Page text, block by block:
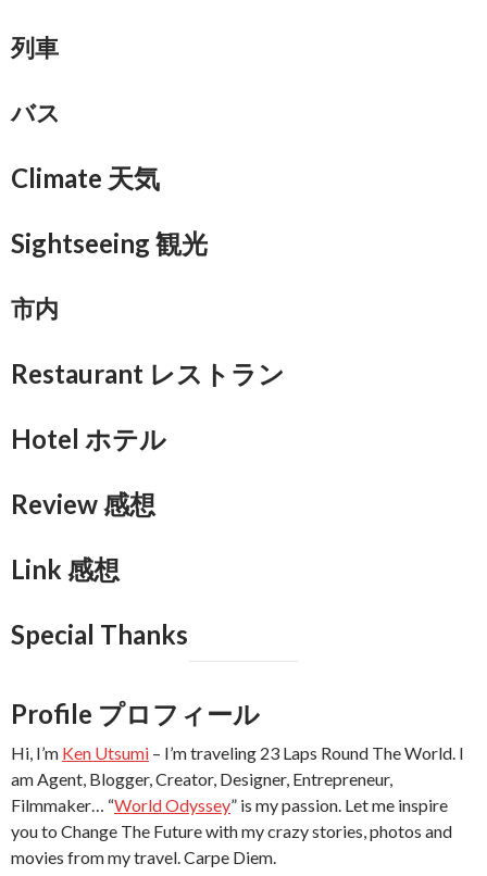
列車
バス
Climate 天気
Sightseeing 観光
市内
Restaurant レストラン
Hotel ホテル
Review 感想
Link 感想
Special Thanks
Profile プロフィール
Hi, I’m Ken Utsumi – I’m traveling 23 Laps Round The World. I
am Agent, Blogger, Creator, Designer, Entrepreneur,
Filmmaker… “World Odyssey” is my passion. Let me inspire
you to Change The Future with my crazy stories, photos and
movies from my travel. Carpe Diem.